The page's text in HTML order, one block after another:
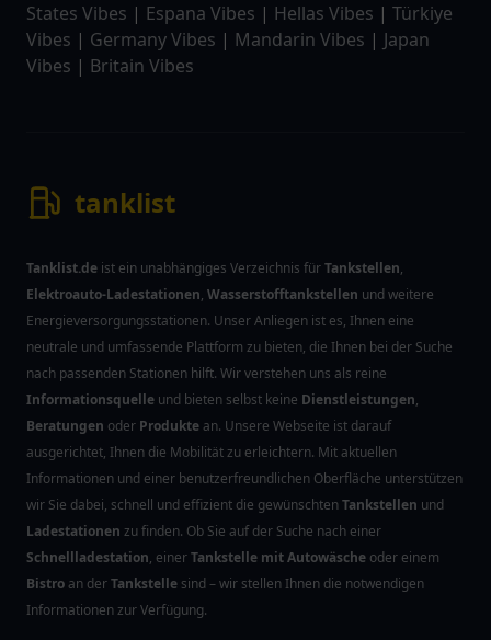
States Vibes | Espana Vibes | Hellas Vibes | Türkiye
Vibes | Germany Vibes | Mandarin Vibes | Japan
Vibes | Britain Vibes
tanklist
Tanklist.de ist ein unabhängiges Verzeichnis fürTankstellen,
Elektroauto-Ladestationen, Wasserstofftankstellen und weitere
Energieversorgungsstationen. Unser Anliegen ist es, Ihnen eine
neutrale und umfassende Plattform zu bieten, die Ihnen bei der Suche
nach passenden Stationen hilft. Wir verstehen uns als reine
Informationsquelle und bieten selbst keine Dienstleistungen,
Beratungen oder Produkte an. Unsere Webseite ist darauf
ausgerichtet, Ihnen die Mobilität zu erleichtern. Mit aktuellen
Informationen und einer benutzerfreundlichen Oberfläche unterstützen
wir Sie dabei, schnell und effizient die gewünschtenTankstellen und
Ladestationen zu finden. Ob Sie auf der Suche nach einer
Schnellladestation, einerTankstelle mit Autowäsche oder einem
Bistro an derTankstelle sind – wir stellen Ihnen die notwendigen
Informationen zur Verfügung.